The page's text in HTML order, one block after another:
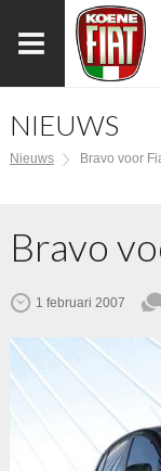
NIEUWS
Nieuws Bravo voor
Bravo
1 februari 2007